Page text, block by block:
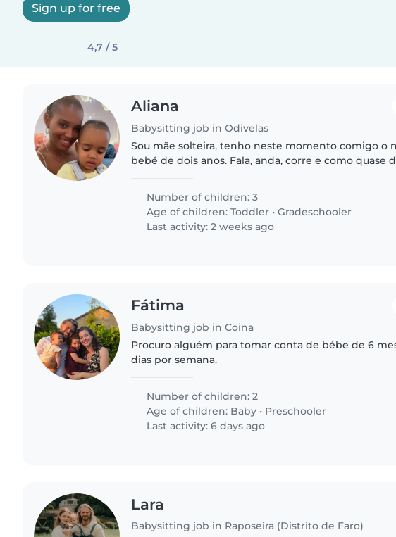
Sign up for free
4,7 / 5
Aliana
Babysitting job in Odivelas
Sou mãe solteira, tenho neste momento comigo o
bebé de dois anos. Fala, anda, corre e como quase
vegetal. Moramos..
Number of children: 3
Age of children:Toddler •Gradeschooler
Last activity: 2 weeks ago
Fátima
Babysitting job in Coina
Procuro alguém para tomar conta de bébe de 6
dias por semana.
Number of children: 2
Age of children: Baby • Preschooler
Last activity: 6 days ago
Lara
Babysitting job in Raposeira (Distrito de Faro)